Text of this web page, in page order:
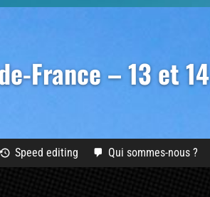
France – 13 et
Speed editing Qui sommes-nous ?